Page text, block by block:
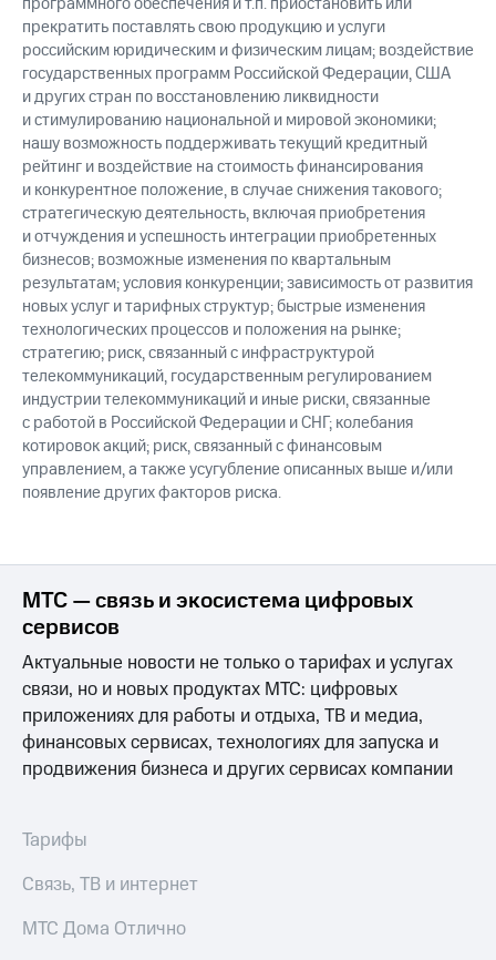
прекратить поставлять свою продукцию и услуги
российским юридическим и физическим лицам; воздействие
государственных программ Российской Федерации, США
и других стран по восстановлению ликвидности
и стимулированию национальной и мировой экономики;
нашу возможность поддерживать текущий кредитный
рейтинг и воздействие на стоимость финансирования
и конкурентное положение, в случае снижения такового;
стратегическую деятельность, включая приобретения
и отчуждения и успешность интеграции приобретенных
бизнесов; возможные изменения по квартальным
результатам; условия конкуренции; зависимость от развития
новых услуг и тарифных структур; быстрые изменения
технологических процессов и положения на рынке;
стратегию; риск, связанный с инфраструктурой
телекоммуникаций, государственным регулированием
индустрии телекоммуникаций и иные риски, связанные
с работой в Российской Федерации и СНГ; колебания
котировок акций; риск, связанный с финансовым
управлением, а также усугубление описанных выше и/или
появление других факторов риска.
МТС — связь и экосистема цифровых
сервисов
Актуальные новости не только о тарифах и услугах
связи, но и новых продуктах МТС: цифровых
приложениях для работы и отдыха, ТВ и медиа,
финансовых сервисах, технологиях для запуска и
продвижения бизнеса и других сервисах компании
Тарифы
Связь, ТВ и интернет
МТС Дома Отлично